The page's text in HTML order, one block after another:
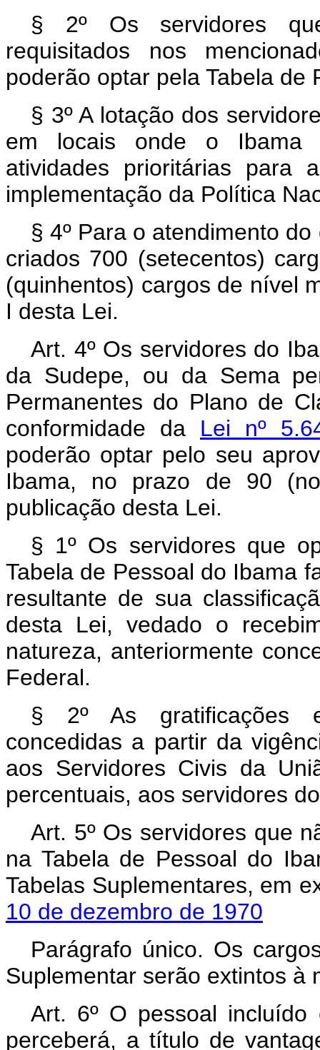
§ 2º Os servidores
requisitados nos
poderão optar pela Tabela de
§ 3º A lotação dos
em locais onde o Ibama
atividades prioritárias para
implementação da Política
§ 4º Para o atendimento
criados 700 (setecentos)
(quinhentos) cargos de nível
I desta Lei.
Art. 4º Os servidores do
da Sudepe, ou da Sema
Permanentes do Plano de
conformidade da Lei nº
poderão optar pelo seu
Ibama, no prazo de 90
publicação desta Lei.
§ 1º Os servidores que
Tabela de Pessoal do Ibama
resultante de sua
desta Lei, vedado o
natureza, anteriormente
Federal.
§ 2º As gratificações
concedidas a partir da
aos Servidores Civis da
percentuais, aos servidores
Art. 5º Os servidores que
na Tabela de Pessoal do
Tabelas Suplementares, em
10 de dezembro de 1970
Parágrafo único. Os
Suplementar serão extintos à
Art. 6º O pessoal incluído
perceberá, a título de